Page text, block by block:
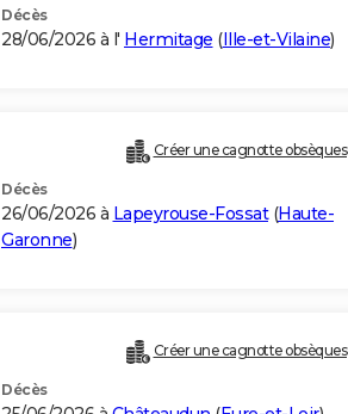
Décès
28/06/2026 à l' Hermitage (Ille-et-Vilaine)
Créer une cagnotte obsèques
Décès
26/06/2026 à Lapeyrouse-Fossat(Haute-
Garonne)
Créer une cagnotte obsèques
Décès